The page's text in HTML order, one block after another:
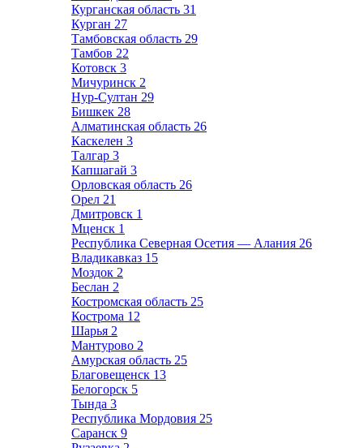
Курганская область 31
Курган 27
Тамбовская область 29
Тамбов 22
Котовск 3
Мичуринск 2
Нур-Султан 29
Бишкек 28
Алматинская область 26
Каскелен 3
Талгар 3
Капшагай 3
Орловская область 26
Орел 21
Дмитровск 1
Мценск 1
Республика Северная Осетия — Алания 26
Владикавказ 15
Моздок 2
Беслан 2
Костромская область 25
Кострома 12
Шарья 2
Мантурово 2
Амурская область 25
Благовещенск 13
Белогорск 5
Тында 3
Республика Мордовия 25
Саранск 9